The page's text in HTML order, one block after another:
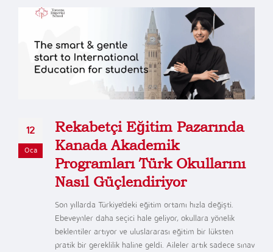
12
Oca
Rekabetçi Eğitim Pazarında
Kanada Akademik
Programları Türk Okullarını
Nasıl Güçlendiriyor
Son yıllarda Türkiye'deki eğitim ortamı hızla değişti.
Ebeveynler daha seçici hale geliyor, okullara yönelik
beklentiler artıyor ve uluslararası eğitim bir lüksten
pratik bir gereklilik haline geldi. Aileler artık sadece sınav